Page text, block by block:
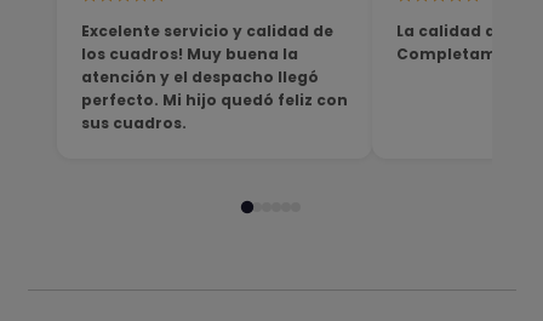
Excelente servicio y calidad de
los cuadros! Muy buena la
atención y el despacho llegó
perfecto. Mi hijo quedó feliz con
sus cuadros.
La calidad del
Completamente